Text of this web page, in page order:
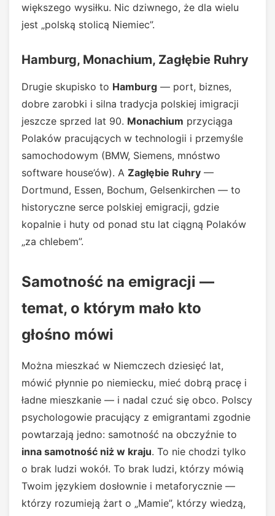
większego wysiłku. Nic dziwnego, że dla wielu
jest „polską stolicą Niemiec”.
Hamburg, Monachium, Zagłębie Ruhry
Drugie skupisko to Hamburg — port, biznes,
dobre zarobki i silna tradycja polskiej imigracji
jeszcze sprzed lat 90. Monachium przyciąga
Polaków pracujących w technologii i przemyśle
samochodowym (BMW, Siemens, mnóstwo
software house’ów). A Zagłębie Ruhry —
Dortmund, Essen, Bochum, Gelsenkirchen — to
historyczne serce polskiej emigracji, gdzie
kopalnie i huty od ponad stu lat ciągną Polaków
„za chlebem”.
Samotność na emigracji —
temat, o którym mało kto
głośno mówi
Można mieszkać w Niemczech dziesięć lat,
mówić płynnie po niemiecku, mieć dobrą pracę i
ładne mieszkanie — i nadal czuć się obco. Polscy
psychologowie pracujący z emigrantami zgodnie
powtarzają jedno: samotność na obczyźnie to
inna samotność niż w kraju. To nie chodzi tylko
o brak ludzi wokół. To brak ludzi, którzy mówią
Twoim językiem dosłownie i metaforycznie —
którzy rozumieją żart o „Mamie”, którzy wiedzą,